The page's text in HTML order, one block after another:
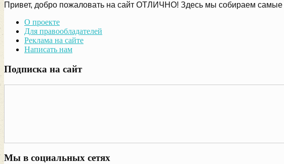
Привет, добро пожаловать на сайт ОТЛИЧНО! Здесь мы собираем самые
О проекте
Для правообладателей
Реклама на сайте
Написать нам
Подписка на сайт
Мы в социальных сетях